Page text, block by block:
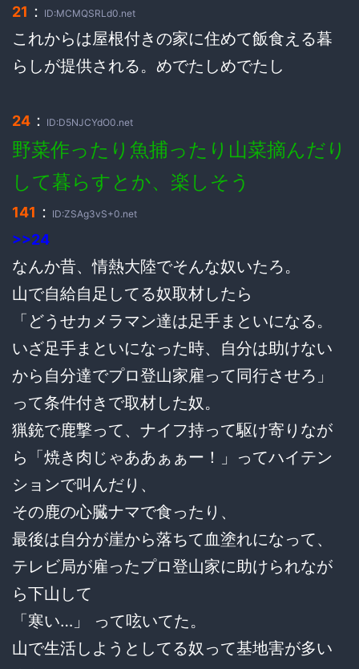
21 ： ID:MCMQSRLd0.net
これからは屋根付きの家に住めて飯食える暮
らしが提供される。めでたしめでたし
24 ： ID:D5NJCYdO0.net
野菜作ったり魚捕ったり山菜摘んだり
して暮らすとか、楽しそう
141 ： ID:ZSAg3vS+0.net
>>24
なんか昔、情熱大陸でそんな奴いたろ。
山で自給自足してる奴取材したら
「どうせカメラマン達は足手まといになる。
いざ足手まといになった時、自分は助けない
から自分達でプロ登山家雇って同行させろ」
って条件付きで取材した奴。
猟銃で鹿撃って、ナイフ持って駆け寄りなが
ら「焼き肉じゃああぁぁー！」ってハイテン
ションで叫んだり、
その鹿の心臓ナマで食ったり、
最後は自分が崖から落ちて血塗れになって、
テレビ局が雇ったプロ登山家に助けられなが
ら下山して
「寒い…」 って呟いてた。
山で生活しようとしてる奴って基地害が多い